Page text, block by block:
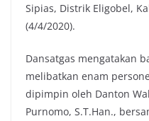
Sipias, Distrik Eligobel,
(4/4/2020).
Dansatgas mengatakan
melibatkan enam
dipimpin oleh Danton
Purnomo, S.T.Han.,